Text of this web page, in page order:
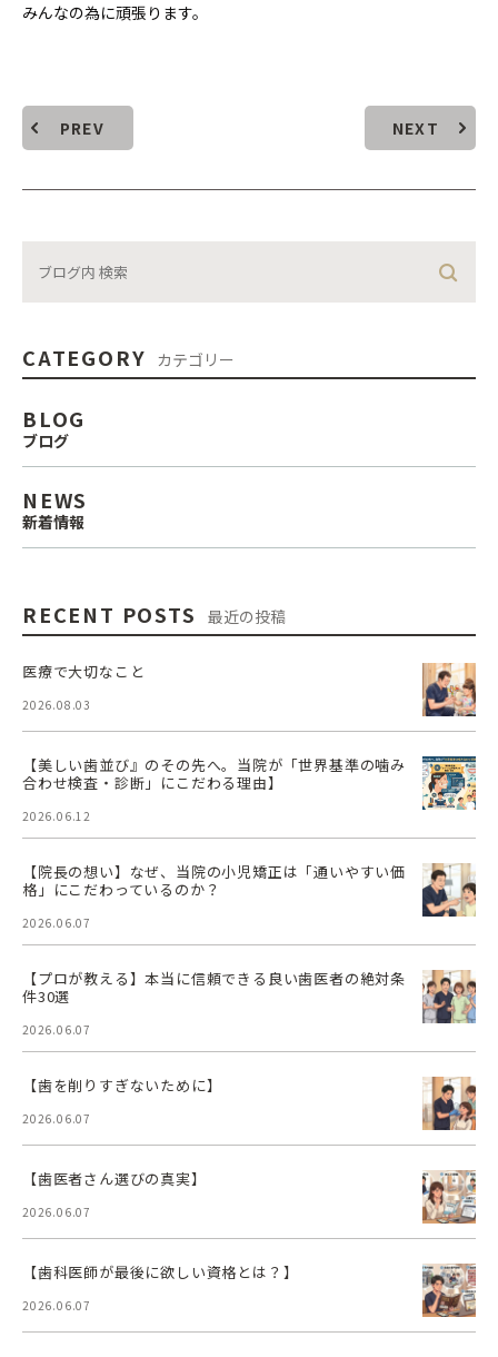
みんなの為に頑張ります。
PREV NEXT
CATEGORY カテゴリー
BLOG
ブログ
NEWS
新着情報
RECENT POSTS 最近の投稿
医療で大切なこと
2026.08.03
【美しい歯並び』のその先へ。当院が「世界基準の噛み
合わせ検査・診断」にこだわる理由】
2026.06.12
【院長の想い】なぜ、当院の小児矯正は「通いやすい価
格」にこだわっているのか？
2026.06.07
【プロが教える】本当に信頼できる良い歯医者の絶対条
件30選
2026.06.07
【歯を削りすぎないために】
2026.06.07
【歯医者さん選びの真実】
2026.06.07
【歯科医師が最後に欲しい資格とは？】
2026.06.07